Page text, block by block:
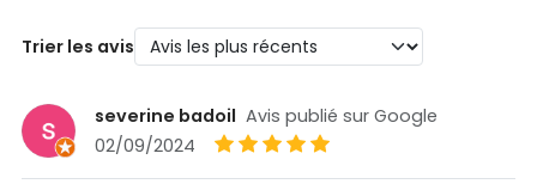
Trier les avis
severine badoil Avis publié sur Google
02/09/2024